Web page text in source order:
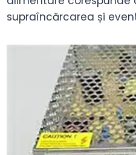
supraîncărcarea și